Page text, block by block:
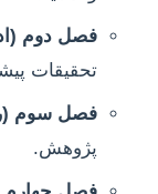
فصل دوم
تحقیقات
فصل سوم
پژوهش.